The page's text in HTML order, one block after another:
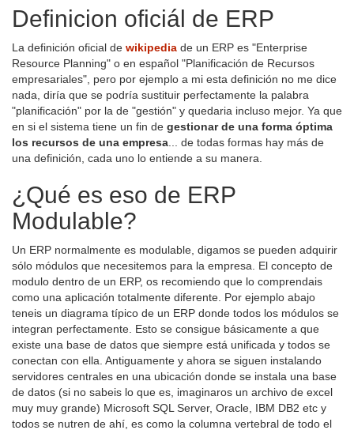
Definicion oficiál de ERP
La definición oficial de wikipedia de un ERP es "Enterprise
Resource Planning" o en español "Planificación de Recursos
empresariales", pero por ejemplo a mi esta definición no me dice
nada, diría que se podría sustituir perfectamente la palabra
"planificación" por la de "gestión" y quedaria incluso mejor. Ya que
en si el sistema tiene un fin de gestionar de una forma óptima
los recursos de una empresa... de todas formas hay más de
una definición, cada uno lo entiende a su manera.
¿Qué es eso de ERP
Modulable?
Un ERP normalmente es modulable, digamos se pueden adquirir
sólo módulos que necesitemos para la empresa. El concepto de
modulo dentro de un ERP, os recomiendo que lo comprendais
como una aplicación totalmente diferente. Por ejemplo abajo
teneis un diagrama típico de un ERP donde todos los módulos se
integran perfectamente. Esto se consigue básicamente a que
existe una base de datos que siempre está unificada y todos se
conectan con ella. Antiguamente y ahora se siguen instalando
servidores centrales en una ubicación donde se instala una base
de datos (si no sabeis lo que es, imaginaros un archivo de excel
muy muy grande) Microsoft SQL Server, Oracle, IBM DB2 etc y
todos se nutren de ahí, es como la columna vertebral de todo el